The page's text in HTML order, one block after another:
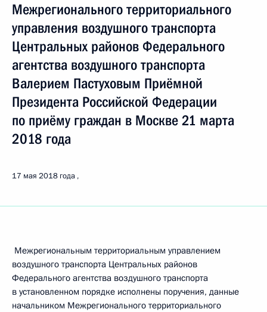
Межрегионального территориального
управления воздушного транспорта
Центральных районов Федерального
агентства воздушного транспорта
Валерием Пастуховым Приёмной
Президента Российской Федерации
по приёму граждан в Москве 21 марта
2018 года
17 мая 2018 года
Межрегиональным территориальным управлением
воздушного транспорта Центральных районов
Федерального агентства воздушного транспорта
в установленном порядке исполнены поручения, данные
начальником Межрегионального территориального